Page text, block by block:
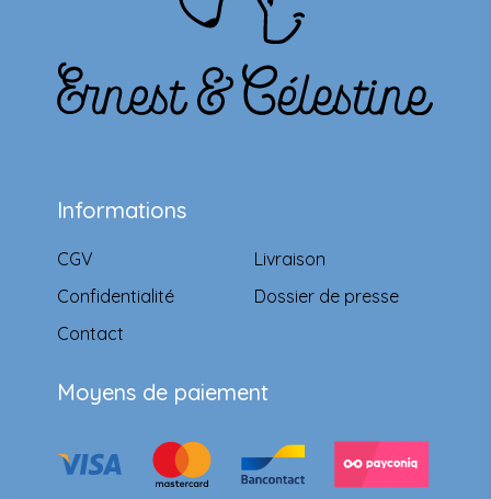
Informations
CGV
Confidentialité
Contact
Livraison
Dossier de presse
Moyens de paiement